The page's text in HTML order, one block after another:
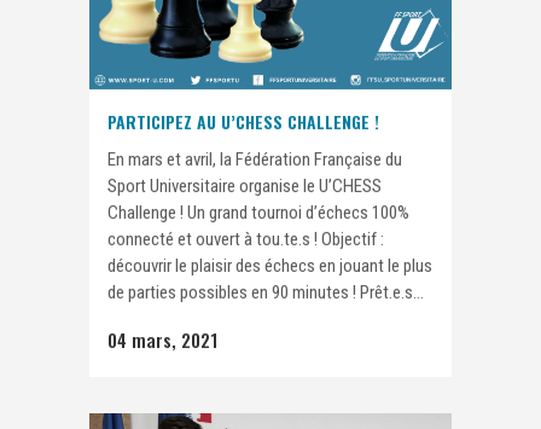
PARTICIPEZ AU U’CHESS CHALLENGE !
En mars et avril, la Fédération Française du
Sport Universitaire organise le U’CHESS
Challenge ! Un grand tournoi d’échecs 100%
connecté et ouvert à tou.te.s ! Objectif :
découvrir le plaisir des échecs en jouant le plus
de parties possibles en 90 minutes ! Prêt.e.s...
04 mars, 2021